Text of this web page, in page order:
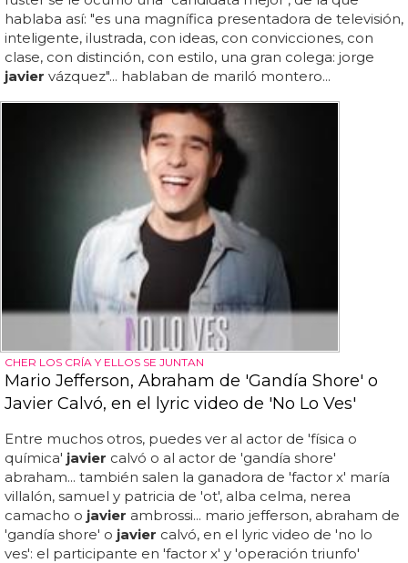
hablaba así: "es una magnífica presentadora de televisión,
inteligente, ilustrada, con ideas, con convicciones, con
clase, con distinción, con estilo, una gran colega: jorge
javier vázquez"... hablaban de mariló montero...
CHER LOS CRÍA Y ELLOS SE JUNTAN
Mario Jefferson, Abraham de 'Gandía Shore' o
Javier Calvó, en el lyric video de 'No Lo Ves'
Entre muchos otros, puedes ver al actor de 'física o
química' javier calvó o al actor de 'gandía shore'
abraham... también salen la ganadora de 'factor x' maría
villalón, samuel y patricia de 'ot', alba celma, nerea
camacho o javier ambrossi... mario jefferson, abraham de
'gandía shore' o javier calvó, en el lyric video de 'no lo
ves': el participante en 'factor x' y 'operación triunfo'